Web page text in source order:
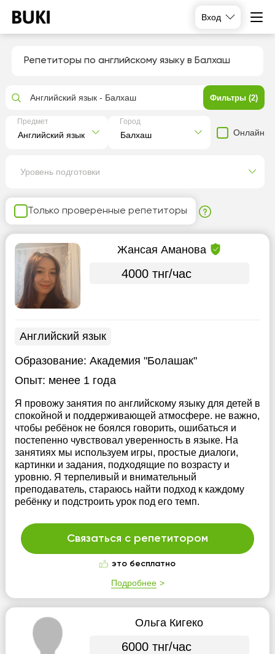
Вход
Репетиторы по английскому языку в Балхаш
Только проверенные репетиторы
Жансая Аманова
4000 тнг/час
Английский язык
Образование: Академия "Болашак"
Опыт: менее 1 года
Я провожу занятия по английскому языку для детей в
спокойной и поддерживающей атмосфере. не важно,
чтобы ребёнок не боялся говорить, ошибаться и
постепенно чувствовал уверенность в языке. На
занятиях мы используем игры, простые диалоги,
картинки и задания, подходящие по возрасту и
уровню. Я терпеливый и внимательный
преподаватель, стараюсь найти подход к каждому
ребёнку и подстроить урок под его темп.
Связаться с репетитором
это бесплатно
Подробнее
Ольга Кигеко
6000 тнг/час
Английский язык - Балхаш Фильтры (2)
Предмет Город
Онлайн
Уровень подготовки